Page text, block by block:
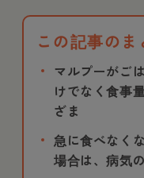
この記事のま
マルプーがご
けでなく食事
ざま
急に食べなく
場合は、病気